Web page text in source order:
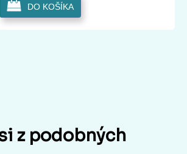
DO KOŠÍKA
z podobných